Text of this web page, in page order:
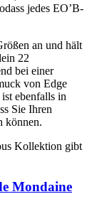
jedes EO’B-
an und hält
22
bei einer
von Edge
ebenfalls in
Sie Ihren
können.
Kollektion gibt
Mondaine